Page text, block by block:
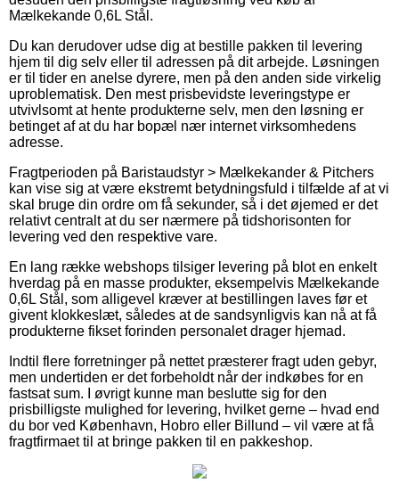
Mælkekande 0,6L Stål.
Du kan derudover udse dig at bestille pakken til levering
hjem til dig selv eller til adressen på dit arbejde. Løsningen
er til tider en anelse dyrere, men på den anden side virkelig
uproblematisk. Den mest prisbevidste leveringstype er
utvivlsomt at hente produkterne selv, men den løsning er
betinget af at du har bopæl nær internet virksomhedens
adresse.
Fragtperioden på Baristaudstyr > Mælkekander & Pitchers
kan vise sig at være ekstremt betydningsfuld i tilfælde af at vi
skal bruge din ordre om få sekunder, så i det øjemed er det
relativt centralt at du ser nærmere på tidshorisonten for
levering ved den respektive vare.
En lang række webshops tilsiger levering på blot en enkelt
hverdag på en masse produkter, eksempelvis Mælkekande
0,6L Stål, som alligevel kræver at bestillingen laves før et
givent klokkeslæt, således at de sandsynligvis kan nå at få
produkterne fikset forinden personalet drager hjemad.
Indtil flere forretninger på nettet præsterer fragt uden gebyr,
men undertiden er det forbeholdt når der indkøbes for en
fastsat sum. I øvrigt kunne man beslutte sig for den
prisbilligste mulighed for levering, hvilket gerne – hvad end
du bor ved København, Hobro eller Billund – vil være at få
fragtfirmaet til at bringe pakken til en pakkeshop.